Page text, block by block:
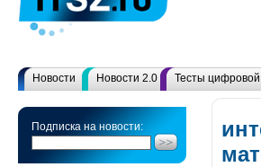
Новости Новости 2.0 Тесты цифровой
Подписка на новости: